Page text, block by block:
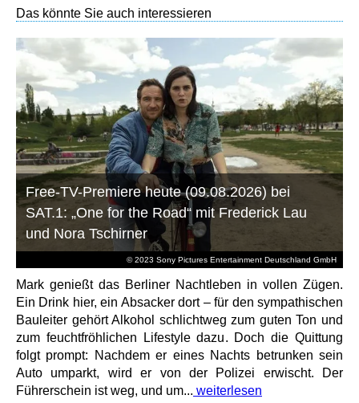
Das könnte Sie auch interessieren
© 2023 Sony Pictures Entertainment Deutschland GmbH
Free-TV-Premiere heute (09.08.2026) bei
SAT.1: „One for the Road“ mit Frederick Lau
und Nora Tschirner
Mark genießt das Berliner Nachtleben in vollen Zügen.
Ein Drink hier, ein Absacker dort – für den sympathischen
Bauleiter gehört Alkohol schlichtweg zum guten Ton und
zum feuchtfröhlichen Lifestyle dazu. Doch die Quittung
folgt prompt: Nachdem er eines Nachts betrunken sein
Auto umparkt, wird er von der Polizei erwischt. Der
Führerschein ist weg, und um... weiterlesen